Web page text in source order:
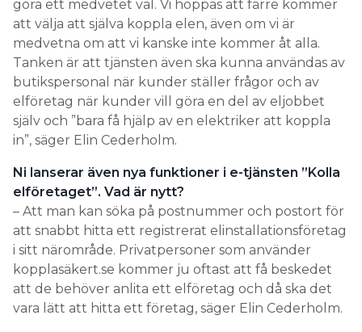
göra ett medvetet val. Vi hoppas att färre kommer
att välja att själva koppla elen, även om vi är
medvetna om att vi kanske inte kommer åt alla.
Tanken är att tjänsten även ska kunna användas av
butikspersonal när kunder ställer frågor och av
elföretag när kunder vill göra en del av eljobbet
själv och ”bara få hjälp av en elektriker att koppla
in”, säger Elin Cederholm.
Ni lanserar även nya funktioner i e-tjänsten ”Kolla
elföretaget”. Vad är nytt?
– Att man kan söka på postnummer och postort för
att snabbt hitta ett registrerat elinstallationsföretag
i sitt närområde. Privatpersoner som använder
kopplasäkert.se kommer ju oftast att få beskedet
att de behöver anlita ett elföretag och då ska det
vara lätt att hitta ett företag, säger Elin Cederholm.